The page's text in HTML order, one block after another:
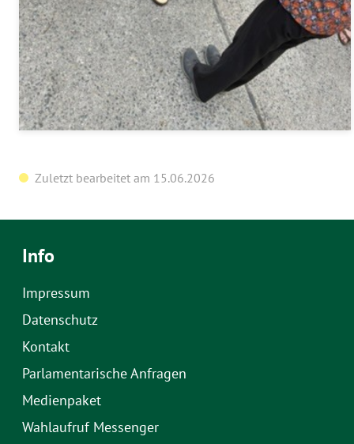
Zuletzt bearbeitet am 15.06.2026
Info
Impressum
Datenschutz
Kontakt
Parlamentarische Anfragen
Medienpaket
Wahlaufruf Messenger